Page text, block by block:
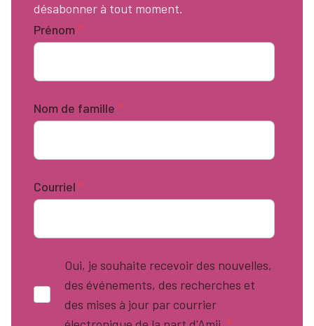
désabonner à tout moment.
Prénom*
Nom de famille *
Courriel *
Oui, je souhaite recevoir des nouvelles,
des événements, des recherches et
des mises à jour par courrier